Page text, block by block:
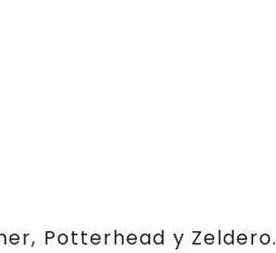
Potterhead y Zeldero.